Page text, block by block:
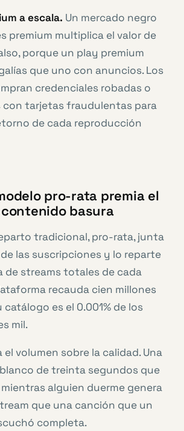
a escala. Un mercado negro
premium multiplica el valor de
porque un play premium
que uno con anuncios. Los
credenciales robadas o
con tarjetas fraudulentas para
de cada reproducción
pro-rata premia el
basura
tradicional, pro-rata, junta
las suscripciones y lo reparte
de streams totales de cada
recauda cien millones
es el 0.001% de los
mil.
el volumen sobre la calidad. Una
de treinta segundos que
alguien duerme genera
que una canción que un
completa.